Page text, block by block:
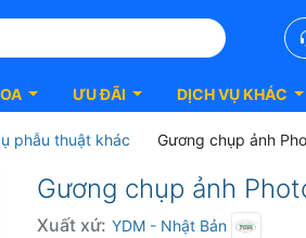
ƯU ĐÃI DỊCH VỤ KHÁC
phẫu thuật khác Gương chụp ảnh
Gương chụp ảnh
Xuất xứ: YDM - Nhật Bản